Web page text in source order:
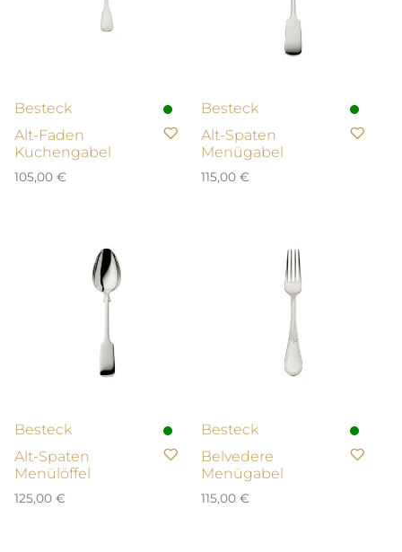
Besteck
Alt-Faden
Kuchengabel
105,00 €
Besteck
Alt-Spaten
Menügabel
115,00 €
Besteck
Alt-Spaten
Menülöffel
125,00 €
Besteck
Belvedere
Menügabel
115,00 €